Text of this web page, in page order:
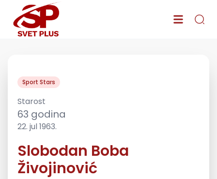
Sport Stars
Starost
63 godina
22. jul 1963.
Slobodan Boba
Živojinović